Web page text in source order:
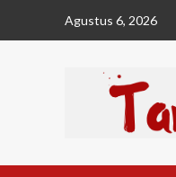
Agustus 6, 2026